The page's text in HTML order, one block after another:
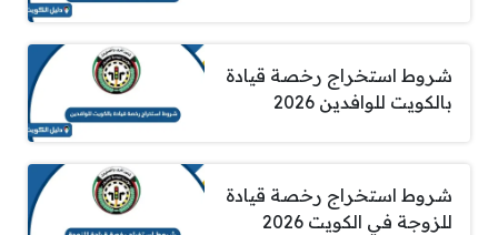
شروط استخراج رخصة قيادة
بالكويت للوافدين 2026
شروط استخراج رخصة قيادة
للزوجة في الكويت 2026